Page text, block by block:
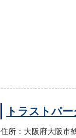
トラストパ
住所：大阪府大阪市